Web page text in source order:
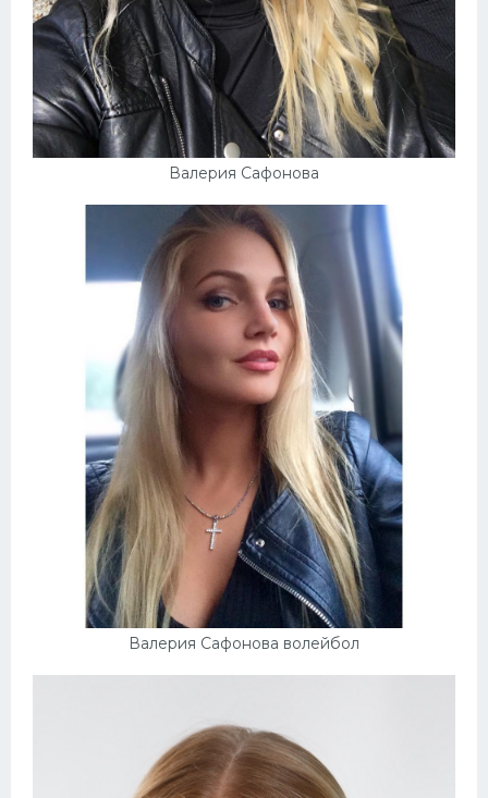
Валерия Сафонова
Валерия Сафонова волейбол